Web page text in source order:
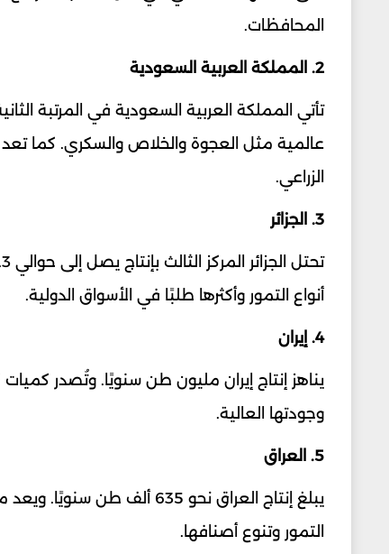
المحافظات.
2. المملكة العربية السعودية
عالمية مثل العجوة والخلاص والسكري. كما تعد
الزراعي.
3. الجزائر
أنواع التمور وأكثرها طلبًا في الأسواق الدولية.
4. إيران
يناهز إنتاج إيران مليون طن سنويًا. وتُصدر
وجودتها العالية.
5. العراق
يبلغ إنتاج العراق نحو 635
التمور وتنوع أصنافها.